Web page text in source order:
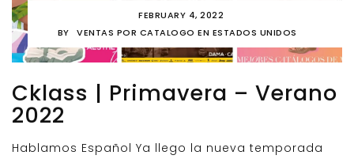
FEBRUARY 4, 2022
BY
VENTAS POR CATALOGO EN ESTADOS UNIDOS
Cklass | Primavera – Verano
2022
Hablamos Español Ya llego la nueva temporada